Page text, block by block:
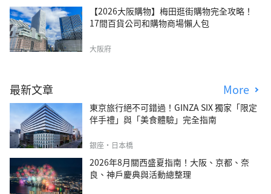
【2026大阪購物】梅田逛街購物完全攻略！
17間百貨公司和購物商場懶人包
大阪府
最新文章 More
東京旅行絕不可錯過！GINZA SIX 獨家「限定
伴手禮」與「美食體驗」完全指南
銀座・日本橋
2026年8月關西盛夏指南！大阪、京都、奈
良、神戶慶典與活動總整理